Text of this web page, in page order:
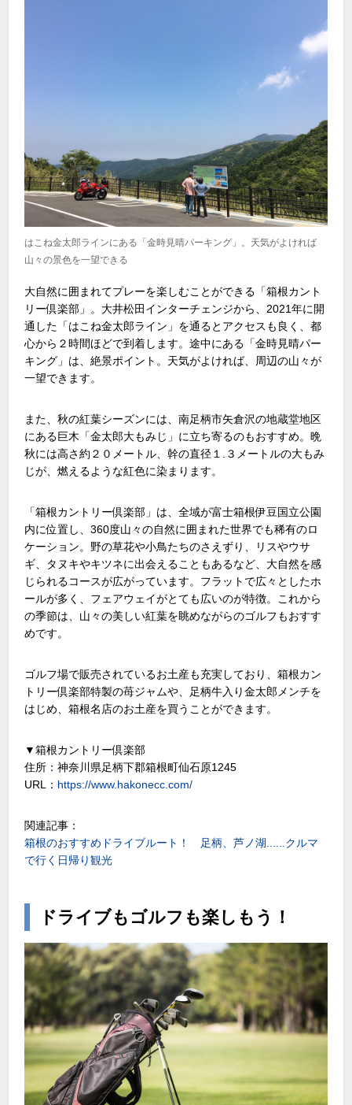
はこね金太郎ラインにある「金時見晴パーキング」。天気がよければ
山々の景色を一望できる
大自然に囲まれてプレーを楽しむことができる「箱根カント
リー倶楽部」。大井松田インターチェンジから、2021年に開
通した「はこね金太郎ライン」を通るとアクセスも良く、都
心から２時間ほどで到着します。途中にある「金時見晴パー
キング」は、絶景ポイント。天気がよければ、周辺の山々が
一望できます。
また、秋の紅葉シーズンには、南足柄市矢倉沢の地蔵堂地区
にある巨木「金太郎大もみじ」に立ち寄るのもおすすめ。晩
秋には高さ約２０メートル、幹の直径１.３メートルの大もみ
じが、燃えるような紅色に染まります。
「箱根カントリー倶楽部」は、全域が富士箱根伊豆国立公園
内に位置し、360度山々の自然に囲まれた世界でも稀有のロ
ケーション。野の草花や小鳥たちのさえずり、リスやウサ
ギ、タヌキやキツネに出会えることもあるなど、大自然を感
じられるコースが広がっています。フラットで広々としたホ
ールが多く、フェアウェイがとても広いのが特徴。これから
の季節は、山々の美しい紅葉を眺めながらのゴルフもおすす
めです。
ゴルフ場で販売されているお土産も充実しており、箱根カン
トリー倶楽部特製の苺ジャムや、足柄牛入り金太郎メンチを
はじめ、箱根名店のお土産を買うことができます。
▼箱根カントリー倶楽部
住所：神奈川県足柄下郡箱根町仙石原1245
URL： https://www.hakonecc.com/
関連記事：
箱根のおすすめドライブルート！ 足柄、芦ノ湖......クルマ
で行く日帰り観光
ドライブもゴルフも楽しもう！